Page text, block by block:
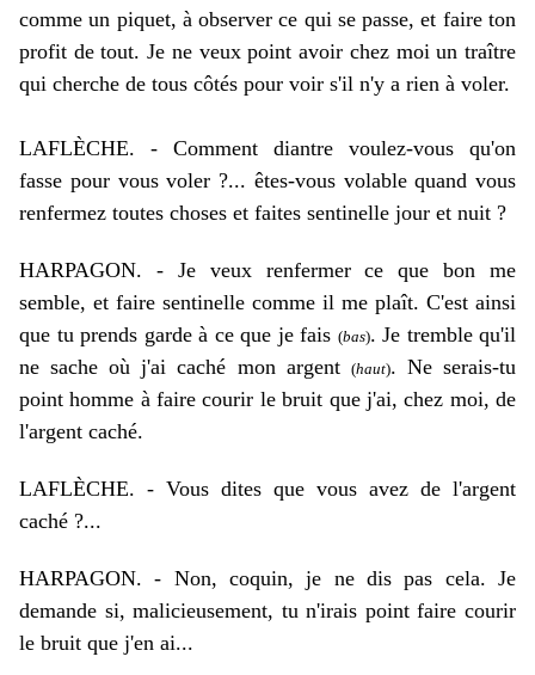
comme un piquet, à observer ce qui se passe, et faire ton
profit de tout. Je ne veux point avoir chez moi un traître
qui cherche de tous côtés pour voir s'il n'y a rien à voler.
LAFLÈCHE. - Comment diantre voulez-vous qu'on
fasse pour vous voler ?... êtes-vous volable quand vous
renfermez toutes choses et faites sentinelle jour et nuit ?
HARPAGON. - Je veux renfermer ce que bon me
semble, et faire sentinelle comme il me plaît. C'est ainsi
que tu prends garde à ce que je fais (bas). Je tremble qu'il
ne sache où j'ai caché mon argent (haut). Ne serais-tu
point homme à faire courir le bruit que j'ai, chez moi, de
l'argent caché.
LAFLÈCHE. - Vous dites que vous avez de l'argent
caché ?...
HARPAGON. - Non, coquin, je ne dis pas cela. Je
demande si, malicieusement, tu n'irais point faire courir
le bruit que j'en ai...